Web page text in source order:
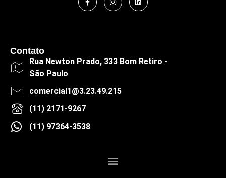
Contato
Rua Newton Prado, 333 Bom Retiro -
São Paulo
comercial1@3.23.49.215
(11) 2171-9267
(11) 97364-3538